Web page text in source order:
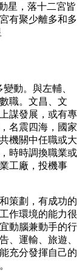
星，落十二宮皆
有聚少離多和多
動。與左輔、
職。文昌、文
謀發展，或有專
名震四海，國家
機關中任職或大
時時調換職業或
工廠，投機事
策劃，有成功的
作環境的能力很
動腦兼動手的行
、運輸、旅遊、
充分發揮自己的